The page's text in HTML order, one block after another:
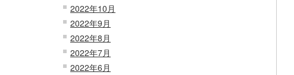
2022年10月
2022年9月
2022年8月
2022年7月
2022年6月